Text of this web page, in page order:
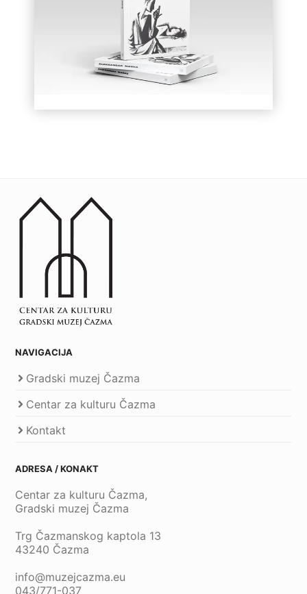
NAVIGACIJA
Gradski muzej Čazma
Centar za kulturu Čazma
Kontakt
ADRESA / KONAKT
Centar za kulturu Čazma,
Gradski muzej Čazma
Trg Čazmanskog kaptola 13
43240 Čazma
info@muzejcazma.eu
043/771-037